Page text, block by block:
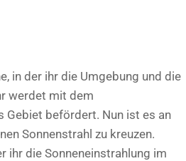
in der ihr die Umgebung und die
werdet mit dem
Gebiet befördert. Nun ist es an
Sonnenstrahl zu kreuzen.
ihr die Sonneneinstrahlung im